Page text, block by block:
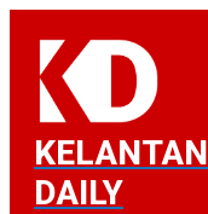
KELANTAN
DAILY